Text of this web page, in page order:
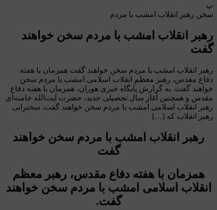
پ
سخن رهبر انقلاب امشب با مردم
رهبر انقلاب امشب با مردم سخن خواهند
گفت
رهبر انقلاب امشب با مردم سخن خواهند گفت همزمان با هفته
دفاع مقدس، رهبر معظم انقلاب اسلامی امشب با مردم سخن
خواهند گفت. به گرارش پایگاه خبری هوران، همزمان با هفته دفاع
مقدس و همچنین آغاز سال تحصیلی جدید، حضرت آیت‌الله خامنه‌ای
رهبر انقلاب اسلامی امشب با مردم سخن خواهند گفت. سخنرانی
رهبر انقلاب که […]
رهبر انقلاب امشب با مردم سخن خواهند
گفت
همزمان با هفته دفاع مقدس، رهبر معظم
انقلاب اسلامی امشب با مردم سخن خواهند
گفت.